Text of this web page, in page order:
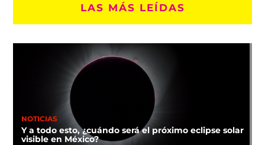
LAS MÁS LEÍDAS
NOTICIAS
Y a todo esto, ¿cuándo será el próximo eclipse solar
visible en México?